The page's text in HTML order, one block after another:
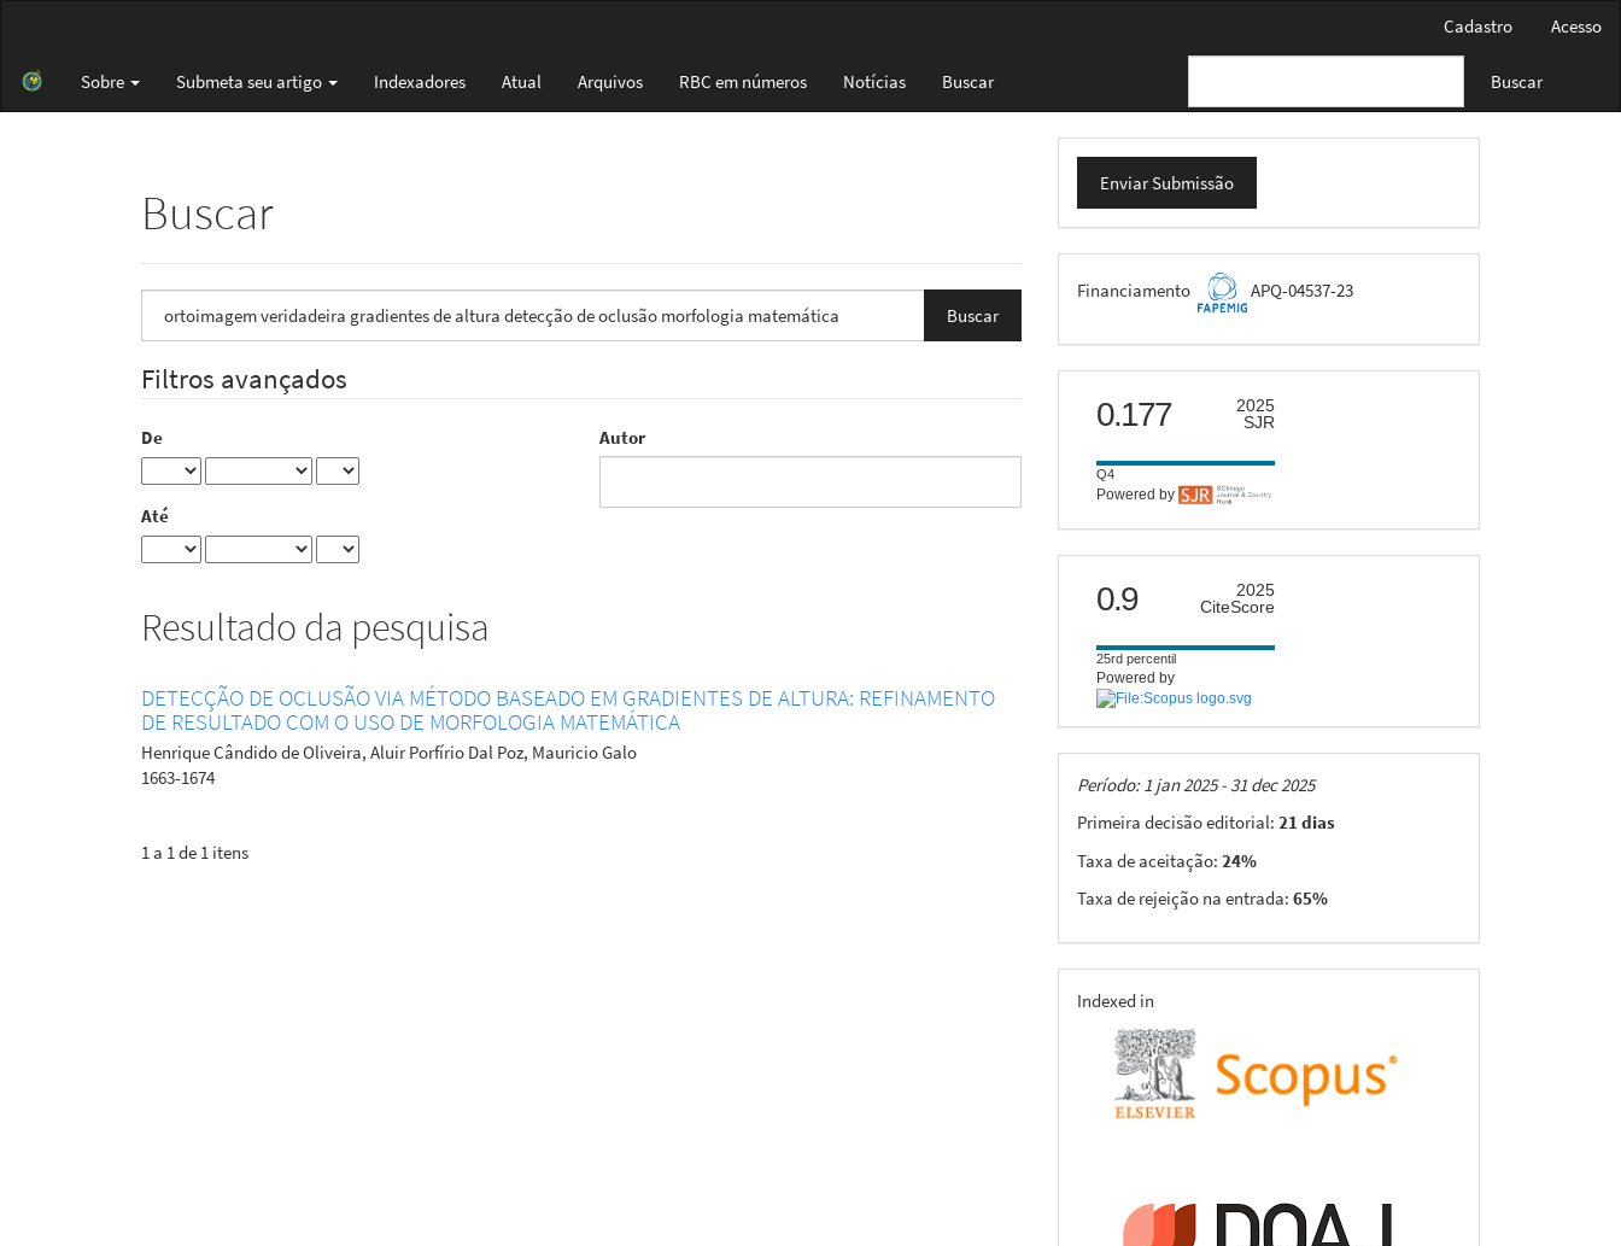
principal
Barra
Cadastro Acesso
Sobre Submeta seu artigo Indexadores Atual Arquivos RBC em números Notícias Buscar Buscar
Buscar
termo
Filtros avançados
De
Até
Autor
Resultado da pesquisa
DETECÇÃO DE OCLUSÃO VIA MÉTODO BASEADO EM GRADIENTES DE ALTURA: REFINAMENTO
DE RESULTADO COM O USO DE MORFOLOGIA MATEMÁTICA
Henrique Cândido de Oliveira, Aluir Porfírio Dal Poz, Mauricio Galo
1663-1674
1 a 1 de 1 itens
Enviar
Submissão
Enviar Submissão
FAPEMIG
Financiamento APQ-04537-23
scimago
0.177
2025
SJR
Q4
Powered by
citescore
0.9
2025
CiteScore
25rd percentil
Powered by
Taxas
Período: 1 jan 2025 - 31 dec 2025
Primeira decisão editorial: 21 dias
Taxa de aceitação: 24%
Taxa de rejeição na entrada: 65%
indexing
Indexed in